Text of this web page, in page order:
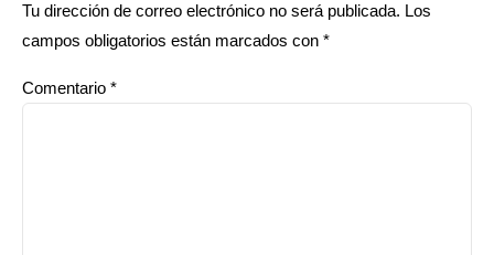
Tu dirección de correo electrónico no será publicada. Los
campos obligatorios están marcados con *
Comentario *